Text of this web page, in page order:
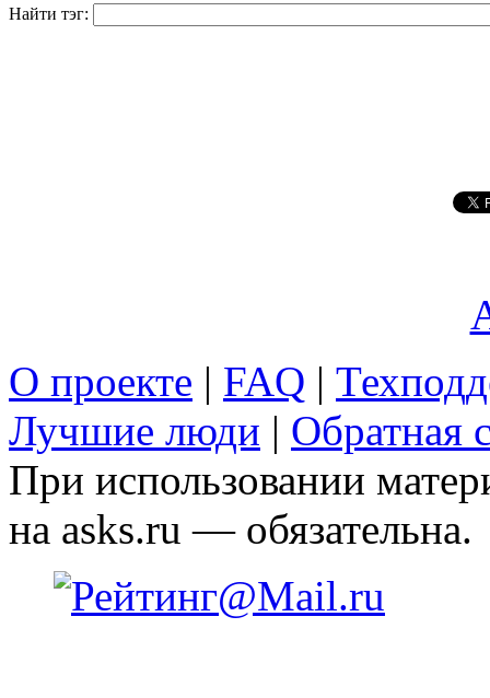
Найти тэг:
О проекте | FAQ |
Лучшие люди | Обратная
При использовании
на asks.ru — обязательна.